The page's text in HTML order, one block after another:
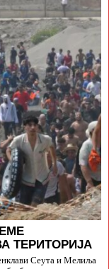
ТЕРИТОРИЈА
Сеута и Мелиља